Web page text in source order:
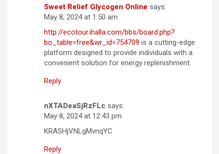
Sweet Relief Glycogen Online says:
May 8, 2024 at 1:50 am
http://ecotour.ihalla.com/bbs/board.php?
bo_table=free&wr_id=754709 is a cutting-edge
platform designed to provide individuals with a
convenient solution for energy replenishment.
Reply
nXTADeaSjRzFLc says:
May 8, 2024 at 12:43 pm
KRASHjVNLgMvnqYC
Reply